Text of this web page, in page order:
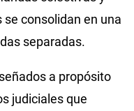
consolidan en una
separadas.
a propósito
judiciales que